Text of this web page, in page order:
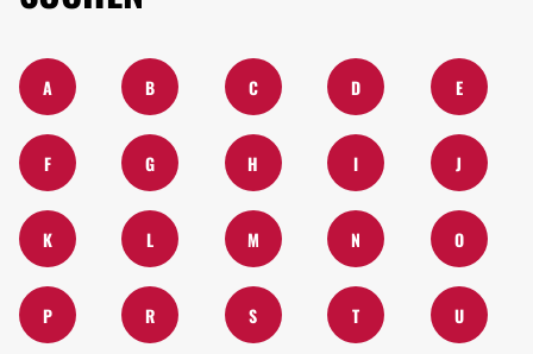
A B C D E
F G H I J
K L M N O
P R S T U